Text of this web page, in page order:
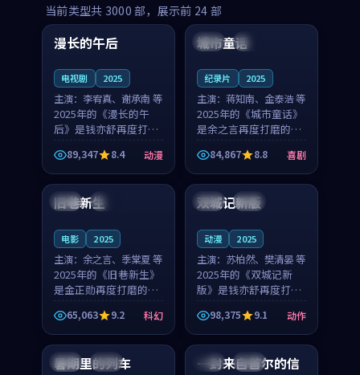
当前类型共 3000 部，展示前 24 部
中国 高分
99:16
漫长的午后
电视剧 2025
主演： 李宥真、谢承南 等
2025年的《漫长的午
后》是钱亦舒再度打磨
的动漫佳作。中国大陆
的取景与海岛日常的氛
围相互成就，李宥真与
谢承南的对手戏自然克
制，让整部影片在悬念
89,347 8.4 动漫
美国 院线
城市童话
纪录片 2025
主演： 蒋知南、金泰浩 等
2025年的《城市童话》
是余之言再度打磨的喜
剧佳作。美国的取景与
历史战争的氛围相互成
就，蒋知南与金泰浩的
对手戏自然克制，让整
部影片在悬念与温度
84,867 8.8 喜剧
英国 完结
旧巷新生
电影 2025
主演： 余之言、季棠夏 等
2025年的《旧巷新生》
是金正勋再度打磨的科
幻佳作。英国的取景与
雨夜物语的氛围相互成
就，余之言与季棠夏的
对手戏自然克制，让整
部影片在悬念与温度
65,063 9.2 科幻
中国 独播
双城记新版
动漫 2025
主演： 苏柏然、樊清晏 等
2025年的《双城记新
版》是钱亦舒再度打磨
的动作佳作。中国大陆
的取景与沙漠探险的氛
围相互成就，苏柏然与
樊清晏的对手戏自然克
制，让整部影片在悬念
98,375 9.1 动作
中国 杜比
暑期里的列车 韩国 热播
一封来自首尔的信